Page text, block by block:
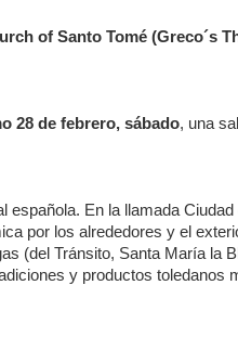
of Santo Tomé (Greco´s
28 de febrero, sábado, una
española. En la llamada Ciudad
por los alrededores y el
(del Tránsito, Santa María la
y productos toledanos